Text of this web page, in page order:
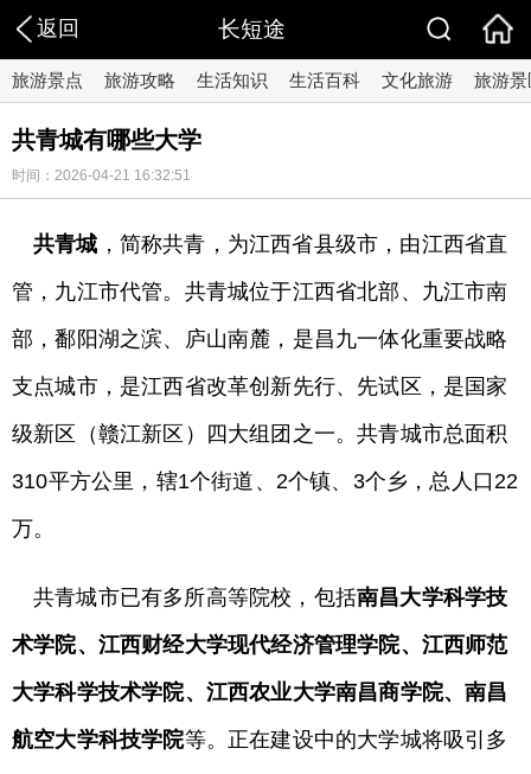
返回 长短途
旅游景点 旅游攻略 生活知识 生活百科 文化旅游 旅游景
共青城有哪些大学
时间：2026-04-21 16:32:51
共青城 ， 简称共青，为江西省县级市，由江西省直
管，九江市代管。共青城位于江西省北部、九江市南
部，鄱阳湖之滨、庐山南麓，是昌九一体化重要战略
支点城市，是江西省改革创新先行、先试区，是国家
级新区（赣江新区）四大组团之一。共青城市总面积
310平方公里，辖1个街道、2个镇、3个乡，总人口22
万。
共青城市已有多所高等院校，包括南昌大学科学技
术学院、江西财经大学现代经济管理学院、江西师范
大学科学技术学院、江西农业大学南昌商学院、南昌
航空大学科技学院等。正在建设中的大学城将吸引多